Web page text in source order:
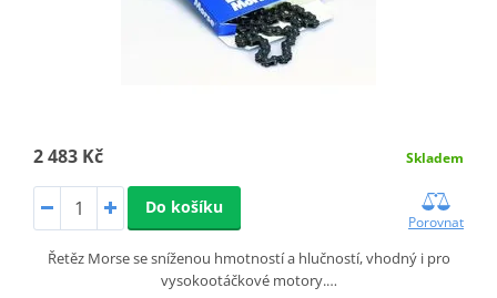
2 483 Kč Skladem
Do košíku
Porovnat
Řetěz Morse se sníženou hmotností a hlučností, vhodný i pro
vysokootáčkové motory.…